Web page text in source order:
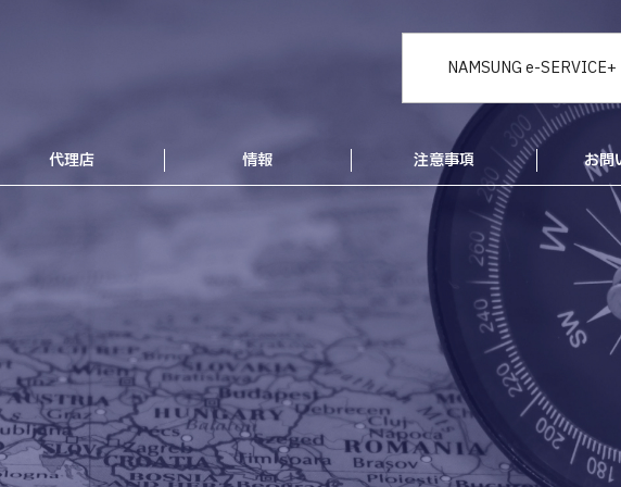
NAMSUNG e-SERVICE+
代理店 情報 注意事項 お問